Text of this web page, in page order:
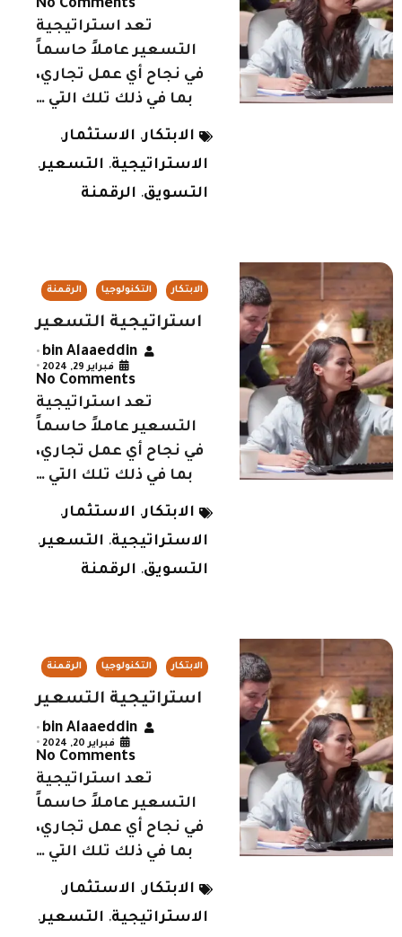
No Comments
تعد استراتيجية
التسعير عاملاً حاسماً
في نجاح أي عمل تجاري،
بما في ذلك تلك التي …
الابتكار, الاستثمار,
الاستراتيجية, التسعير,
التسويق, الرقمنة
الابتكار التكنولوجيا الرقمنة
استراتيجية التسعير
bin Alaaeddin
•
فبراير 29, 2024
•
No Comments
تعد استراتيجية
التسعير عاملاً حاسماً
في نجاح أي عمل تجاري،
بما في ذلك تلك التي …
الابتكار, الاستثمار,
الاستراتيجية, التسعير,
التسويق, الرقمنة
الابتكار التكنولوجيا الرقمنة
استراتيجية التسعير
bin Alaaeddin
•
فبراير 20, 2024
•
No Comments
تعد استراتيجية
التسعير عاملاً حاسماً
في نجاح أي عمل تجاري،
بما في ذلك تلك التي …
الابتكار, الاستثمار,
الاستراتيجية, التسعير,